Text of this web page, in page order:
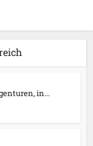
in...